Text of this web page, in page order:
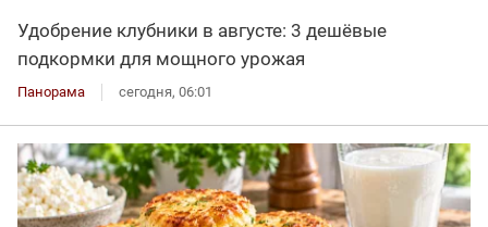
Удобрение клубники в августе: 3 дешёвые
подкормки для мощного урожая
Панорама сегодня, 06:01